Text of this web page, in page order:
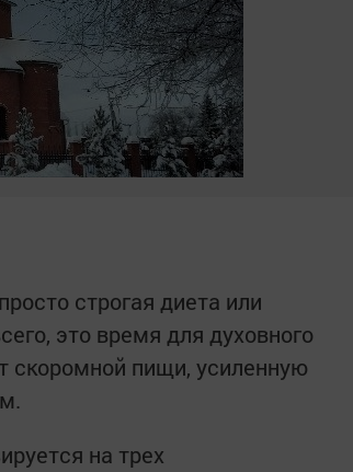
строгая диета или
это время для духовного
скоромной пищи, усиленную
на трех